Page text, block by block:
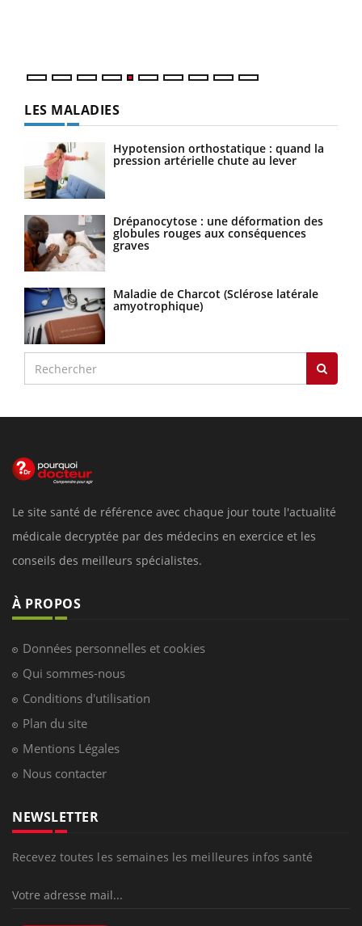
LES MALADIES
Hypotension orthostatique : quand la
pression artérielle chute au lever
Drépanocytose : une déformation des
globules rouges aux conséquences
graves
Maladie de Charcot (Sclérose latérale
amyotrophique)
Le site santé de référence avec chaque jour toute l'actualité
médicale decryptée par des médecins en exercice et les
conseils des meilleurs spécialistes.
À PROPOS
Données personnelles et cookies
Qui sommes-nous
Conditions d'utilisation
Plan du site
Mentions Légales
Nous contacter
NEWSLETTER
Recevez toutes les semaines les meilleures infos santé